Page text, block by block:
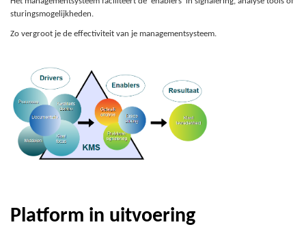
sturingsmogelijkheden.
Zo vergroot je de effectiviteit van je managementsysteem.
Platform in uitvoering